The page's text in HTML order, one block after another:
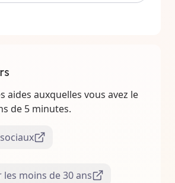
aides auxquelles vous avez le
de 5 minutes.
moins de 30 ans